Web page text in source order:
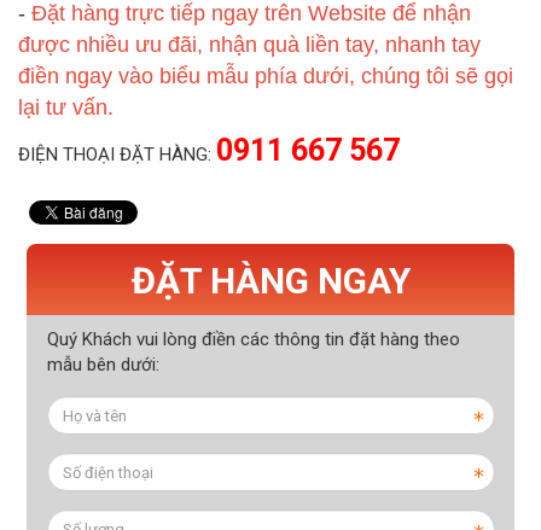
- Đặt hàng trực tiếp ngay trên Website để nhận
được nhiều ưu đãi, nhận quà liền tay, nhanh tay
điền ngay vào biểu mẫu phía dưới, chúng tôi sẽ gọi
lại tư vấn.
ĐIỆN THOẠI ĐẶT HÀNG: 0911 667 567
ĐẶT HÀNG NGAY
Quý Khách vui lòng điền các thông tin đặt hàng theo
mẫu bên dưới: